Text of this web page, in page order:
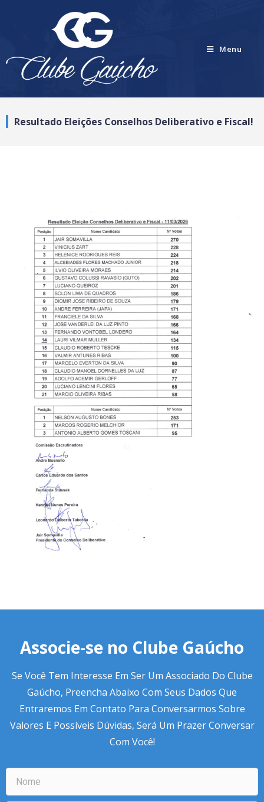
Menu
Resultado Eleições Conselhos Deliberativo e Fiscal!
Associe-se no Clube Gaúcho
Se Você Tem Interesse Em Ser Um Associado Do Clube
Gaúcho, Preencha Abaixo Com Seus Dados Que
Entraremos Em Contato Para Conversarmos Sobre
Valores E Possíveis Dúvidas, Será Um Prazer Conversar
Com Você!